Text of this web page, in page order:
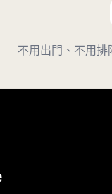
不用出門、不用排